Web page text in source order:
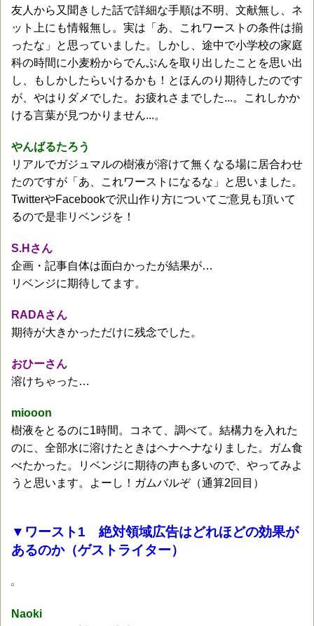
友人から又聞きした話で詳細な手順は不明、文献無し、ネ
ット上にも情報無し。実は「あ、これワーストの条件は揃
ったな」と思っていました。しかし、途中で小学校の家庭
科の時間に小麦粉からでんぷんを取り出したことを思い出
し、もしかしたらいけるかも！とほんのり期待したのです
が、やはりダメでした。お疲れさまでした...。これしかか
ける言葉が見つかりません...。
やんばるたろう
リアルでガジュマルの樹液が溶けて無くなる場に居合わせ
たのですが「あ、これワーストになるな」と思いました。
TwitterやFacebookで沢山作り方についてご意見も頂いて
るので是非リベンジを！
S.Hさん
企画・記事自体は面白かったが結果が…
リベンジに期待してます。
RADAさん
期待が大きかっただけに残念でした。
おひーさん
溶けちゃった…
miooon
樹液をとるのに1時間。コネて、調べて。結構力を入れた
のに、全部水に溶けたときはヘナヘナなりました。ガム食
べたかった。リベンジに期待の声も多いので、やってみよ
うと思います。よーし！ガムバルぞ（通算2回目）
▼ワースト1 絶対領域広告はどれほどの効果が
あるのか（ゲストライター）
Naoki